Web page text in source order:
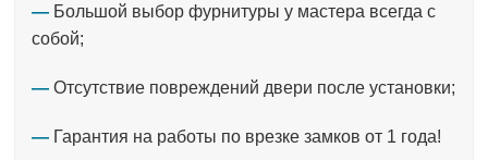
— Большой выбор фурнитуры у мастера всегда с
собой;
— Отсутствие повреждений двери после установки;
— Гарантия на работы по врезке замков от 1 года!